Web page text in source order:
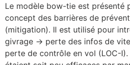
Le modèle bow-tie est présenté
concept des barrières de
(mitigation). Il est utilisé pour
givrage -> perte des infos de
perte de contrôle en vol (LOC-